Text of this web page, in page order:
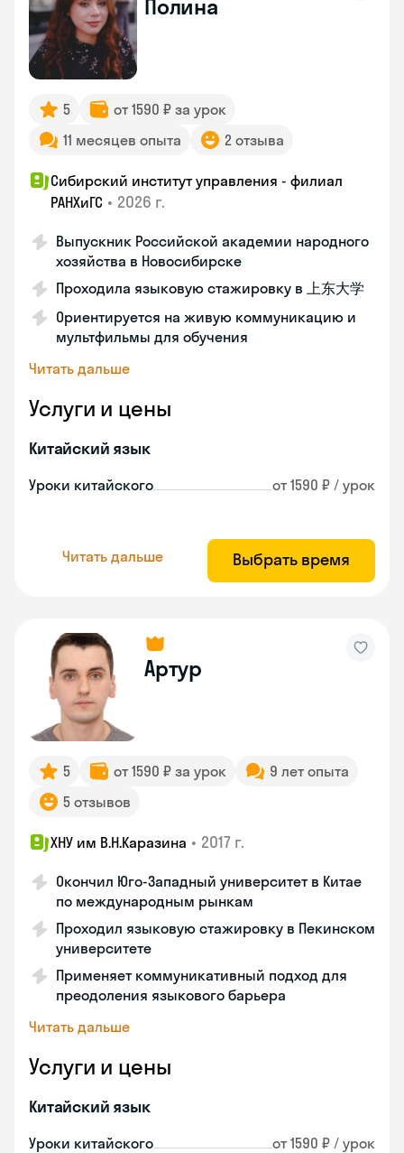
Полина
5
от 1590 ₽ за урок
11 месяцев опыта
2 отзыва
Сибирский институт управления - филиал
РАНХиГС • 2026 г.
Выпускник Российской академии народного
хозяйства в Новосибирске
Проходила языковую стажировку в 上东大学
Ориентируется на живую коммуникацию и
мультфильмы для обучения
Читать дальше
Услуги и цены
Китайский язык
Уроки китайского от 1590 ₽ / урок
Читать дальше Выбрать время
Артур
5 от 1590 ₽ за урок
9 лет опыта
5 отзывов
ХНУ им В.Н.Каразина • 2017 г.
Окончил Юго-Западный университет в Китае
по международным рынкам
Проходил языковую стажировку в Пекинском
университете
Применяет коммуникативный подход для
преодоления языкового барьера
Читать дальше
Услуги и цены
Китайский язык
Уроки китайского от 1590 ₽ / урок